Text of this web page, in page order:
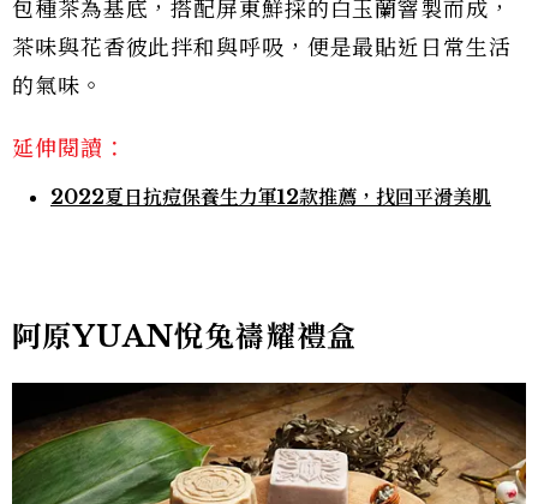
包種茶為基底，搭配屏東鮮採的白玉蘭窨製而成，
茶味與花香彼此拌和與呼吸，便是最貼近日常生活
的氣味。
延伸閱讀：
2022夏日抗痘保養生力軍12款推薦，找回平滑美肌
阿原YUAN悅兔禱耀禮盒